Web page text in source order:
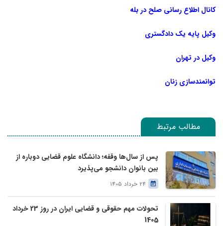
کانال اطلاع رسانی صلح در بله
وکیل پایه یک دادگستری
وکیل در تهران
توانمندسازی زنان
مطالب مرتبط
پس از سال‌ها وقفه؛ دانشگاه علوم قضایی دوباره از
بین بانوان دانشجو می‌پذیرد
24 خرداد 1405
تحولات مهم حقوقی و قضایی ایران در روز 23 خرداد
1405